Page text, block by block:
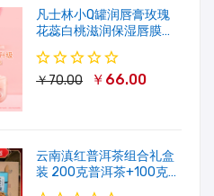
凡士林小Q罐润唇膏玫瑰
花蕊白桃滋润保湿唇膜软
化角质修护淡唇纹
￥70.00 ￥66.00
云南滇红普洱茶组合礼盒
装 200克普洱茶+100克滇
红茶